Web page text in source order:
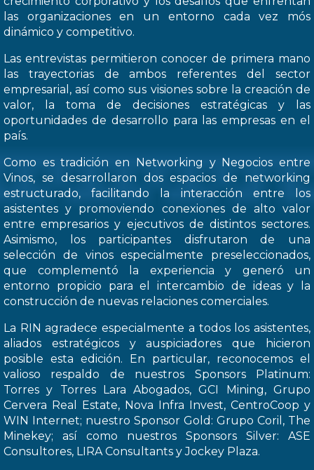
las organizaciones en un entorno cada vez mós
dinámico y competitivo.
Las entrevistas permitieron conocer de primera mano
las trayectorias de ambos referentes del sector
empresarial, así como sus visiones sobre la creación de
valor, la toma de decisiones estratégicas y las
oportunidades de desarrollo para las empresas en el
país.
Como es tradición en Networking y Negocios entre
Vinos, se desarrollaron dos espacios de networking
estructurado, facilitando la interacción entre los
asistentes y promoviendo conexiones de alto valor
entre empresarios y ejecutivos de distintos sectores.
Asimismo, los participantes disfrutaron de una
selección de vinos especialmente preseleccionados,
que complementó la experiencia y generó un
entorno propicio para el intercambio de ideas y la
construcción de nuevas relaciones comerciales.
La RIN agradece especialmente a todos los asistentes,
aliados estratégicos y auspiciadores que hicieron
posible esta edición. En particular, reconocemos el
valioso respaldo de nuestros Sponsors Platinum:
Torres y Torres Lara Abogados, GCI Mining, Grupo
Cervera Real Estate, Nova Infra Invest, CentroCoop y
WIN Internet; nuestro Sponsor Gold: Grupo Coril, The
Minekey; así como nuestros Sponsors Silver: ASE
Consultores, LIRA Consultants y Jockey Plaza.